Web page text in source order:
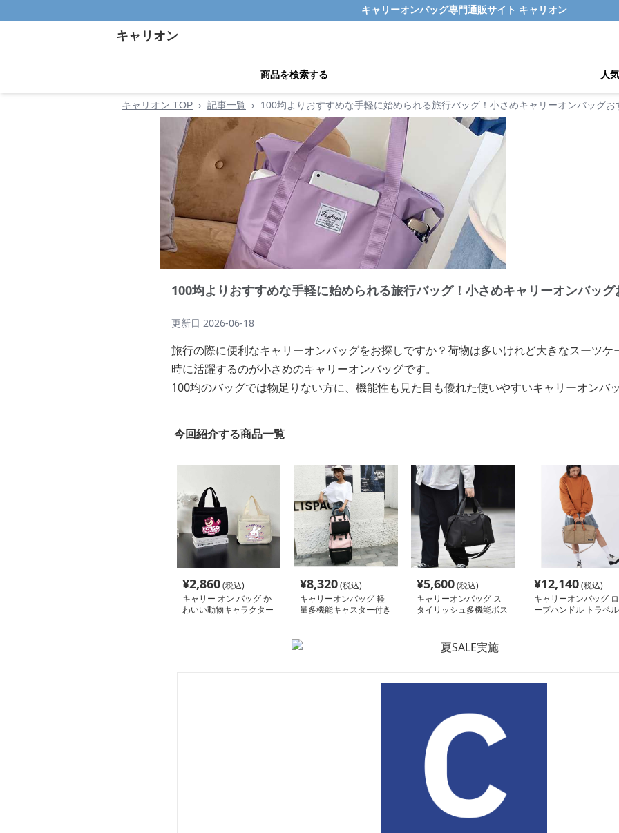
キャリーオンバッグ専門通販サイト キャリオン
キャリオン
商品を検索する 人
キャリオン TOP › 記事一覧 › 100均よりおすすめな手軽に始められる旅行バッグ！小さめキャリーオンバッグお
100均よりおすすめな手軽に始められる旅行バッグ！小さめキャリーオンバッ
更新日 2026-06-18
旅行の際に便利なキャリーオンバッグをお探しですか？荷物は多いけれど大きなスーツ
時に活躍するのが小さめのキャリーオンバッグです。
100均のバッグでは物足りない方に、機能性も見た目も優れた使いやすいキャリーオンバ
今回紹介する商品一覧
¥2,860(税込)
キャリー オン バッグ か
わいい動物キャラクター
¥8,320(税込)
キャリーオンバッグ 軽
量多機能キャスター付き
¥5,600(税込)
キャリーオンバッグ ス
タイリッシュ多機能ボス
¥12,140(税込)
キャリーオンバッグ ロ
ープハンドル トラベル